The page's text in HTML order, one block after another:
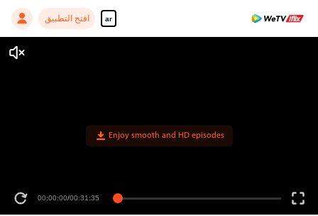
ar افتح التطبيق
Enjoy smooth and HD episodes
00:00:00/00:31:35